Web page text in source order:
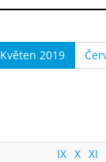
Květen 2019
IX X XI